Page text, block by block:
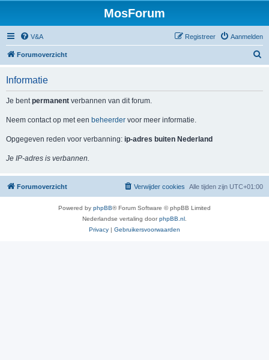
MosForum
V&A Aanmelden
Registreer
Forumoverzicht
Informatie
Je bentpermanent verbannen van dit forum.
Neem contact op met een beheerder voor meer informatie.
Opgegeven reden voor verbanning: ip-adres buiten Nederland
Je IP-adres is verbannen.
Forumoverzicht Alle tijden zijn UTC+01:00
Verwijder cookies
Powered by phpBB® Forum Software © phpBB Limited
Nederlandse vertaling doorphpBB.nl
Privacy | Gebruikersvoorwaarden